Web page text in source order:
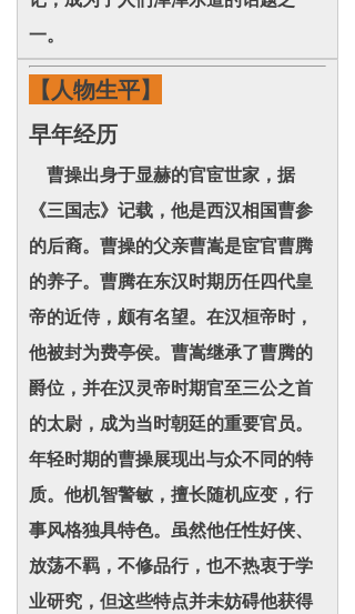
一。
【人物生平】
早年经历
曹操出身于显赫的官宦世家，据
《三国志》记载，他是西汉相国曹参
的后裔。曹操的父亲曹嵩是宦官曹腾
的养子。曹腾在东汉时期历任四代皇
帝的近侍，颇有名望。在汉桓帝时，
他被封为费亭侯。曹嵩继承了曹腾的
爵位，并在汉灵帝时期官至三公之首
的太尉，成为当时朝廷的重要官员。
年轻时期的曹操展现出与众不同的特
质。他机智警敏，擅长随机应变，行
事风格独具特色。虽然他任性好侠、
放荡不羁，不修品行，也不热衷于学
业研究，但这些特点并未妨碍他获得